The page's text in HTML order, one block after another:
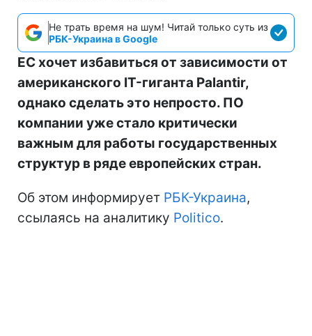
Не трать время на шум! Читай только суть из
РБК-Украина в Google
ЕС хочет избавиться от зависимости от
американского IT-гиганта Palantir,
однако сделать это непросто. ПО
компании уже стало критически
важным для работы государственных
структур в ряде европейских стран.
Об этом информирует РБК-Украина,
ссылаясь на аналитику Politico.